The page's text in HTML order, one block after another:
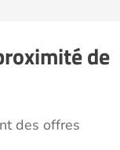
de
des offres